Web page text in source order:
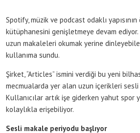
Spotify, müzik ve podcast odaklı
kütüphanesini genişletmeye devam ediyor.
uzun makaleleri okumak yerine
kullanıma sundu.
Şirket, “Articles” ismini verdiği bu yeni
mecmualarda yer alan uzun içerikleri
Kullanıcılar artık işe giderken yahut spor
kolaylıkla erişebiliyor.
Sesli makale periyodu başlıyor